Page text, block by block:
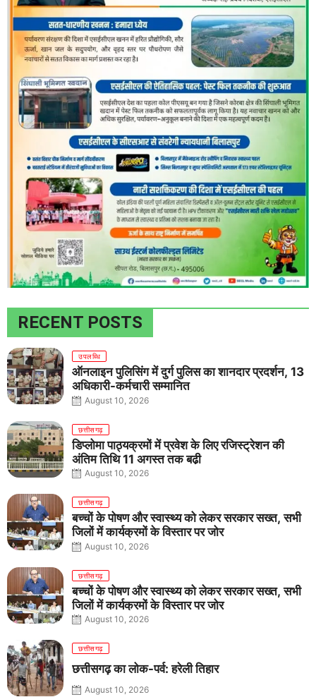
RECENT POSTS
उपलब्धि
ऑनलाइन पुलिसिंग में दुर्ग पुलिस का शानदार प्रदर्शन, 13
अधिकारी-कर्मचारी सम्मानित
August 10, 2026
छत्तीसगढ़
डिप्लोमा पाठ्यक्रमों में प्रवेश के लिए रजिस्ट्रेशन की
अंतिम तिथि 11 अगस्त तक बढ़ी
August 10, 2026
छत्तीसगढ़
बच्चों के पोषण और स्वास्थ्य को लेकर सरकार सख्त, सभी
जिलों में कार्यक्रमों के विस्तार पर जोर
August 10, 2026
छत्तीसगढ़
बच्चों के पोषण और स्वास्थ्य को लेकर सरकार सख्त, सभी
जिलों में कार्यक्रमों के विस्तार पर जोर
August 10, 2026
छत्तीसगढ़
छत्तीसगढ़ का लोक-पर्व: हरेली तिहार
August 10, 2026